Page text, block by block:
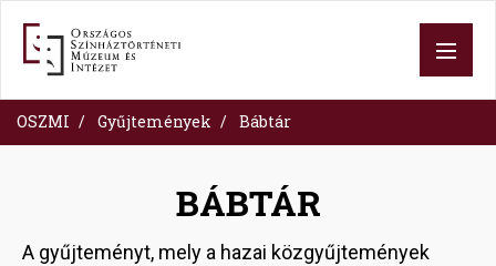
content
OSZMI Gyűjtemények Bábtár
BÁBTÁR
A gyűjteményt, mely a hazai közgyűjtemények